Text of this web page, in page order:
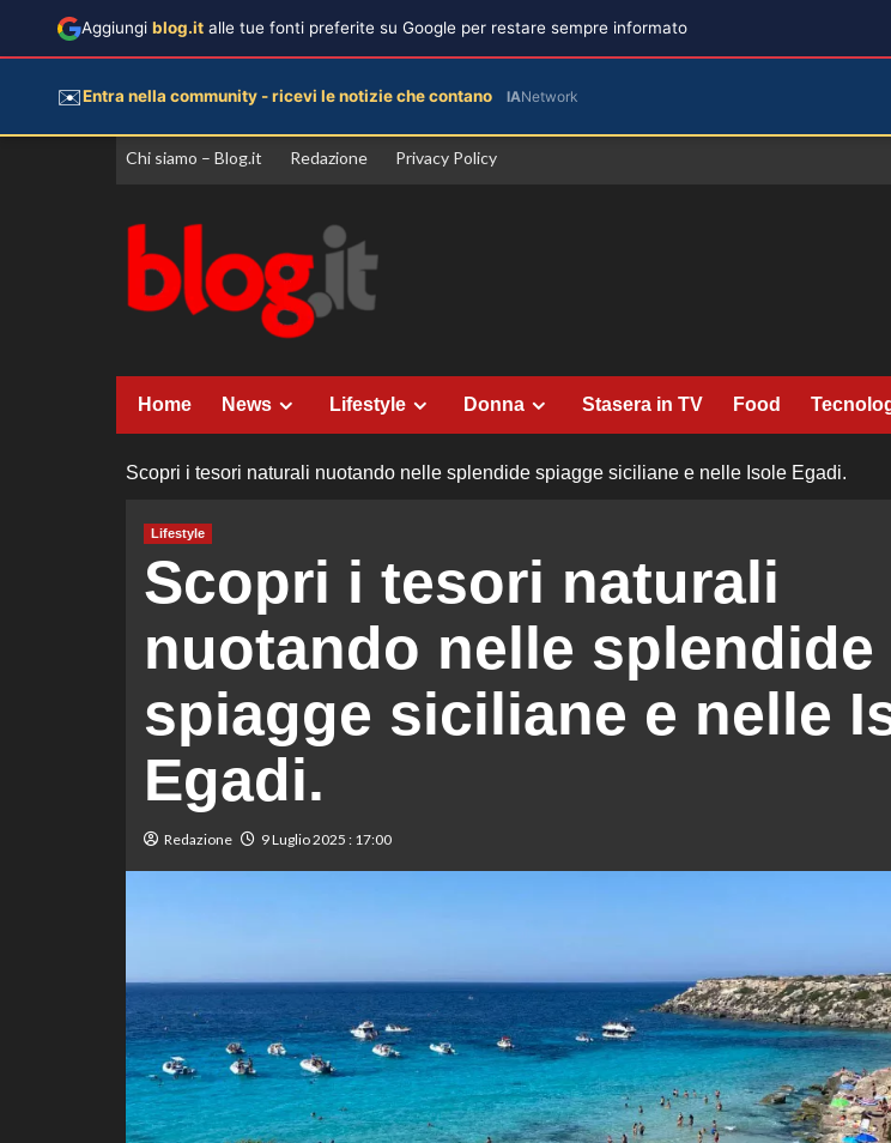
Vai
Chi siamo – Blog.it Redazione Privacy Policy
Home News Lifestyle Donna Stasera in TV Food
Scopri i tesori naturali nuotando nelle splendide spiagge siciliane e nelle Isole Egadi.
Lifestyle
Scopri i tesori naturali
nuotando nelle splendide
spiagge siciliane e nelle
Egadi.
Redazione 9 Luglio 2025 : 17:00
Aggiungi blog.it alle tue fonti preferite su Google per restare sempre informato
✉️Entra nella community - ricevi le notizie che contano IANetwork